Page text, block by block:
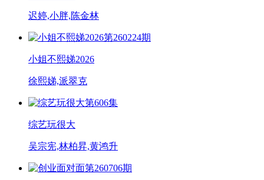
迟婷,小胖,陈金林
第260224期
小姐不熙娣2026
徐熙娣,派翠克
第606集
综艺玩很大
吴宗宪,林柏昇,黄鸿升
第260706期